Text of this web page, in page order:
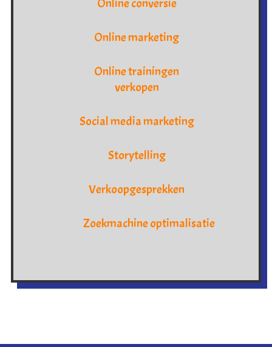
Online conversie
Online marketing
Online trainingen
verkopen
Social media marketing
Storytelling
Verkoopgesprekken
Zoekmachine optimalisatie